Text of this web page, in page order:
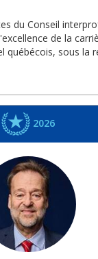
du Conseil
de la
québécois, sous la
2026